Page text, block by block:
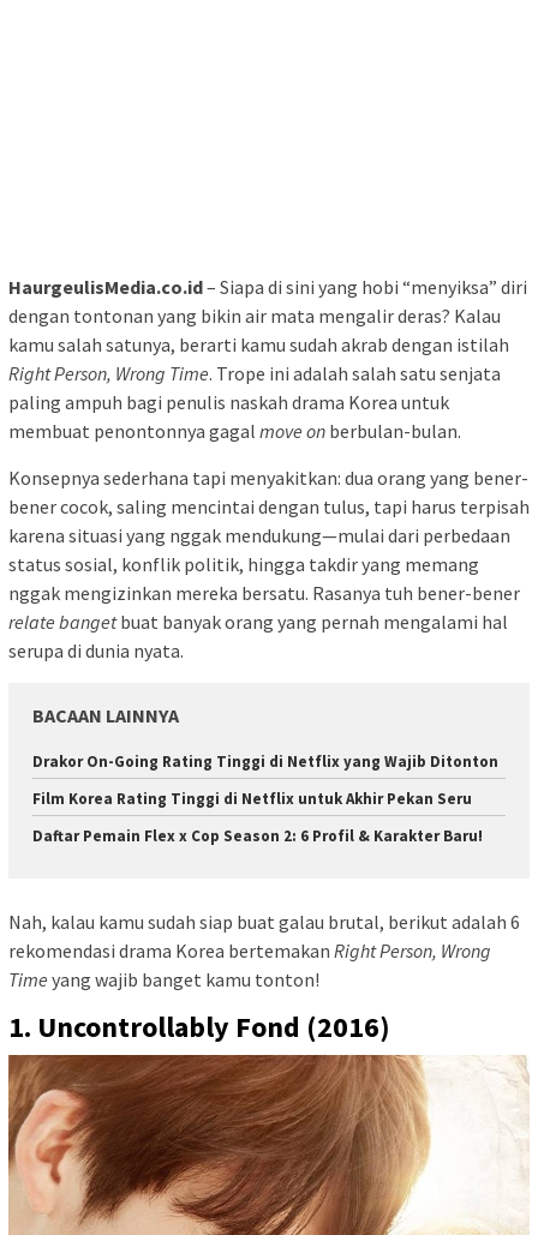
HaurgeulisMedia.co.id– Siapa di sini yang hobi “menyiksa” diri
dengan tontonan yang bikin air mata mengalir deras? Kalau
kamu salah satunya, berarti kamu sudah akrab dengan istilah
Right Person, Wrong Time. Trope ini adalah salah satu senjata
paling ampuh bagi penulis naskah drama Korea untuk
membuat penontonnya gagal move on berbulan-bulan.
Konsepnya sederhana tapi menyakitkan: dua orang yang bener-
bener cocok, saling mencintai dengan tulus, tapi harus terpisah
karena situasi yang nggak mendukung—mulai dari perbedaan
status sosial, konflik politik, hingga takdir yang memang
nggak mengizinkan mereka bersatu. Rasanya tuh bener-bener
relate bangetbuat banyak orang yang pernah mengalami hal
serupa di dunia nyata.
BACAAN LAINNYA
Drakor On-Going Rating Tinggi di Netflix yang Wajib Ditonton
Film Korea Rating Tinggi di Netflix untuk Akhir Pekan Seru
Daftar Pemain Flex x Cop Season 2: 6 Profil & Karakter Baru!
Nah, kalau kamu sudah siap buat galau brutal, berikut adalah 6
rekomendasi drama Korea bertemakan Right Person, Wrong
Time yang wajib banget kamu tonton!
1. Uncontrollably Fond (2016)